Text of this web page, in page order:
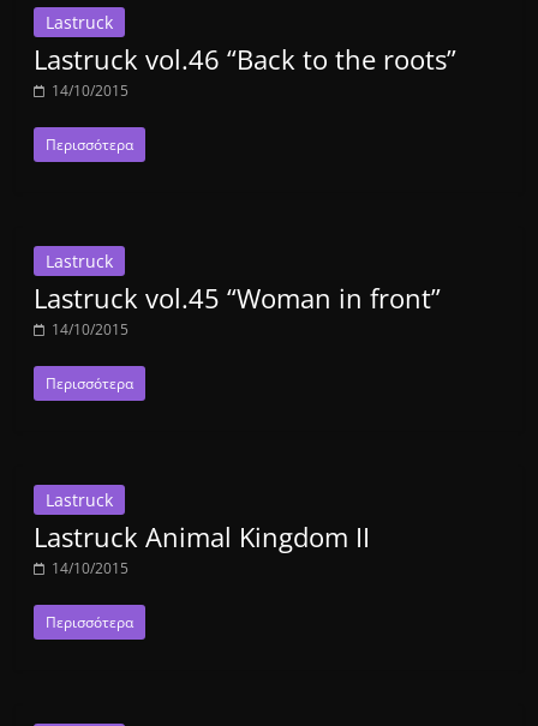
Lastruck
Lastruck vol.46 “Back to the roots”
14/10/2015
Περισσότερα
Lastruck
Lastruck vol.45 “Woman in front”
14/10/2015
Περισσότερα
Lastruck
Lastruck Animal Kingdom II
14/10/2015
Περισσότερα